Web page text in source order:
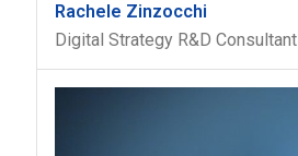
Rachele Zinzocchi
Digital Strategy R&D Consultant